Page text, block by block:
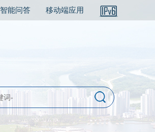
智能问答 移动端应用